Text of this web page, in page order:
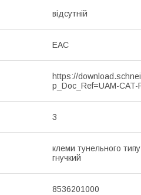
відсутній
EAC
https://
p_Doc_Ref=UAM-CAT-
3
клеми тунельного
гнучкий
8536201000